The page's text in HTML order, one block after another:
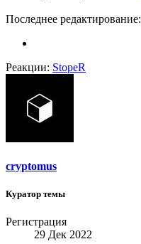
Последнее редактирование:
Реакции: StopeR
cryptomus
Куратор темы
Регистрация
29 Дек 2022